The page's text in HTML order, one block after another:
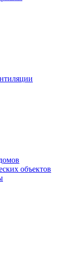
объектов